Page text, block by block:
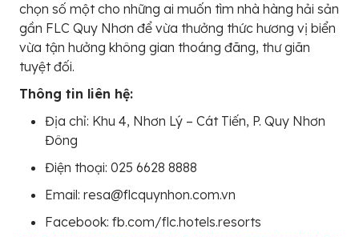
chọn số một cho những ai muốn tìm nhà hàng hải sản
gần FLC Quy Nhơn để vừa thưởng thức hương vị biển
vừa tận hưởng không gian thoáng đãng, thư giãn
tuyệt đối.
Thông tin liên hệ:
Địa chỉ: Khu 4, Nhơn Lý – Cát Tiến, P. Quy Nhơn
Đông
Điện thoại: 025 6628 8888
Email: resa@flcquynhon.com.vn
Facebook: fb.com/flc.hotels.resorts